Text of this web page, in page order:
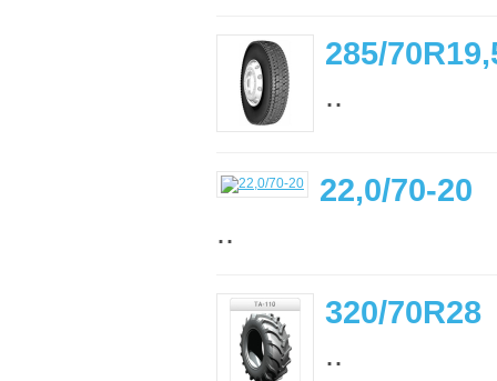
285/
..
22,0/70-20
..
320/70R28
..